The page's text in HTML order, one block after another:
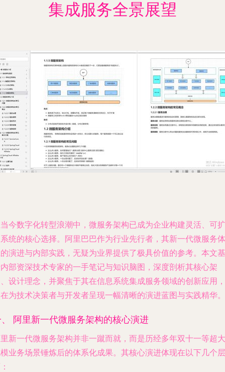
集成服务全景展望
今数字化转型浪潮中，微服务架构已成为企业构建灵活、可扩
统的核心选择。阿里巴巴作为行业先行者，其新一代微服务体
演进与内部实践，无疑为业界提供了极具价值的参考。本文基
部资深技术专家的一手笔记与知识脑图，深度剖析其核心架
设计理念，并聚焦于其在信息系统集成服务领域的创新应用，
为技术决策者与开发者呈现一幅清晰的演进蓝图与实践精华。
阿里新一代微服务架构的核心演进
新一代微服务架构并非一蹴而就，而是历经多年双十一等超大
业务场景锤炼后的体系化成果。其核心演进体现在以下几个层